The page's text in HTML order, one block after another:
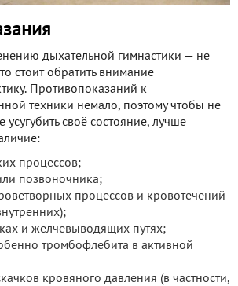
дыхательной гимнастики — не
стоит обратить внимание
Противопоказаний к
техники немало, поэтому чтобы не
усугубить своё состояние, лучше
процессов;
позвоночника;
процессов и кровотечений
и желчевыводящих путях;
тромбофлебита в активной
кровяного давления (в частности,